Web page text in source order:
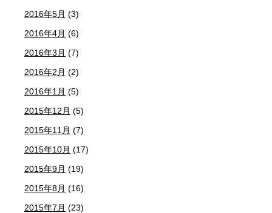
2016年5月 (3)
2016年4月 (6)
2016年3月 (7)
2016年2月 (2)
2016年1月 (5)
2015年12月 (5)
2015年11月 (7)
2015年10月 (17)
2015年9月 (19)
2015年8月 (16)
2015年7月 (23)